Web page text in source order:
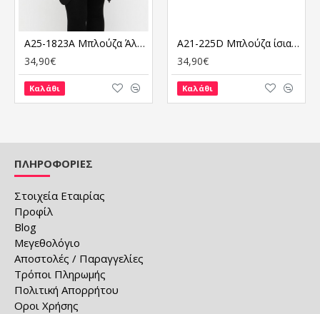
A25-1823A Μπλούζα Άλφα
34,90€
Καλάθι
A21-225D Μπλούζα ίσια ρεγκλάν κομποζέ
34,90€
Καλάθι
ΠΛΗΡΟΦΟΡΙΕΣ
Στοιχεία Εταιρίας
Προφίλ
Blog
Μεγεθολόγιο
Αποστολές / Παραγγελίες
Τρόποι Πληρωμής
Πολιτική Απορρήτου
Οροι Χρήσης